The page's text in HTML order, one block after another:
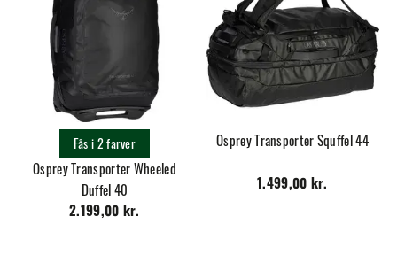
Osprey Transporter Wheeled
Duffel 40
2.199,00 kr.
Fås i 2 farver Osprey Transporter Squffel 44
1.499,00 kr.